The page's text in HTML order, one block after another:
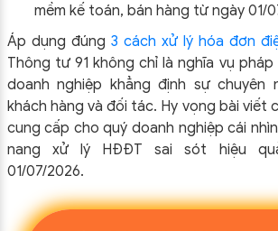
mềm kế toán, bán hàng từ ngày 01/
Áp dụng đúng 3 cách xử lý hóa đơn
Thông tư 91 không chỉ là nghĩa vụ pháp
doanh nghiệp khẳng định sự chuyên
khách hàng và đối tác. Hy vọng bài viết
cung cấp cho quý doanh nghiệp cái
nang xử lý HĐĐT sai sót hiệu
01/07/2026.